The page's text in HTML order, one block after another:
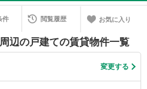
件 閲覧履歴 お気に入り
辺の戸建ての賃貸物件一覧
変更する